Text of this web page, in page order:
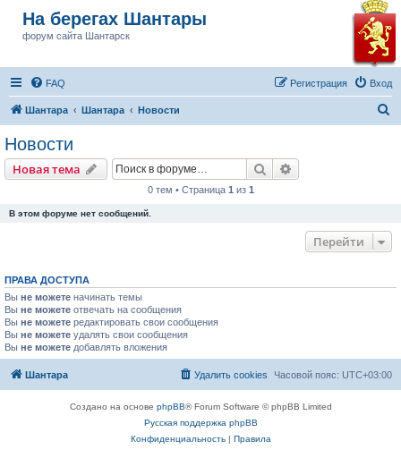
На берегах Шантары
форум сайта Шантарск
FAQ Вход
Регистрация
Шантара Шантара Новости
Новости
Новая тема Поиск
0 тем • Страница 1 из 1
В этом форуме нет сообщений.
Перейти
ПРАВА ДОСТУПА
Вы не можете начинать темы
Вы не можете отвечать на сообщения
Вы не можете редактировать свои сообщения
Вы не можете удалять свои сообщения
Вы не можете добавлять вложения
Шантара Часовой пояс: UTC+03:00
Удалить cookies
Создано на основе phpBB® Forum Software © phpBB Limited
Русская поддержка phpBB
Конфиденциальность| Правила